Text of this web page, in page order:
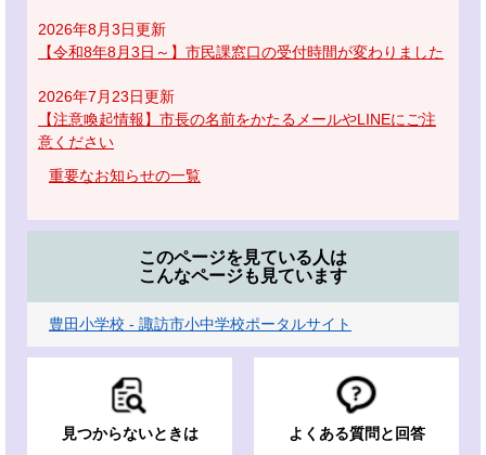
2026年8月3日更新
【令和8年8月3日～】市民課窓口の受付時間が変わりました
2026年7月23日更新
【注意喚起情報】市長の名前をかたるメールやLINEにご注
意ください
重要なお知らせの一覧
このページを見ている人は
こんなページも見ています
豊田小学校 - 諏訪市小中学校ポータルサイト
見つからないときは よくある質問と回答